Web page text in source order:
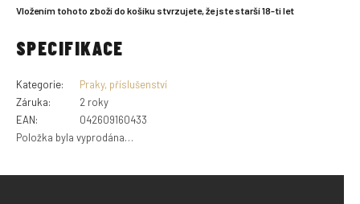
Vložením tohoto zboží do košíku stvrzujete, že jste starší 18-ti let
SPECIFIKACE
Kategorie:
Praky, příslušenství
Záruka:
2 roky
EAN:
042609160433
Položka byla vyprodána…